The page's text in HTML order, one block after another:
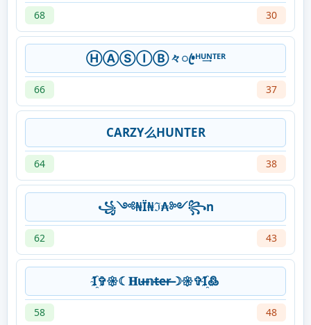
68 30
ⒽⒶⓈⒾⒷ々ꦿ•ᴴᵁ͢ᴺᵀᴱᴿ
66 37
CARZY么HUNTER
64 38
꧁༺₦Ї₦ℑ₳༻꧂n
62 43
I҈✞︎𑁍☾︎𝐇u̶𝕟t̶e̶r̶☽𑁍✞︎I҈߷
58 48